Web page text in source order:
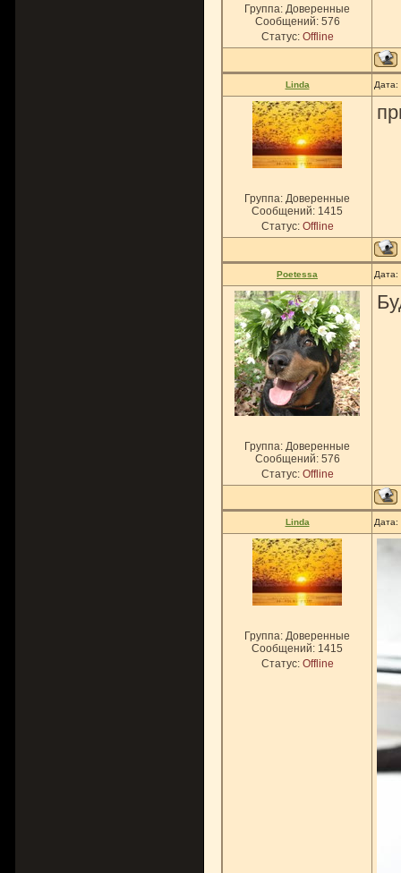
Группа: Доверенные
Сообщений: 576
Статус: Offline
Linda Дата:
Группа: Доверенные
Сообщений: 1415
Статус: Offline
Poetessa Дата:
Группа: Доверенные
Сообщений: 576
Статус: Offline
Linda Дата:
Группа: Доверенные
Сообщений: 1415
Статус: Offline